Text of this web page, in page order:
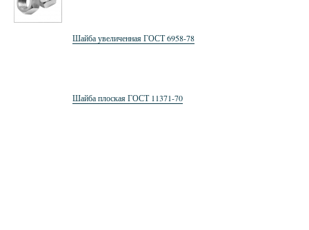
Шайба увеличенная ГОСТ 6958-78
Шайба плоская ГОСТ 11371-70